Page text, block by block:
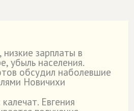
зарплаты в
убыль населения.
обсудил наболевшие
Новичихи
Евгения